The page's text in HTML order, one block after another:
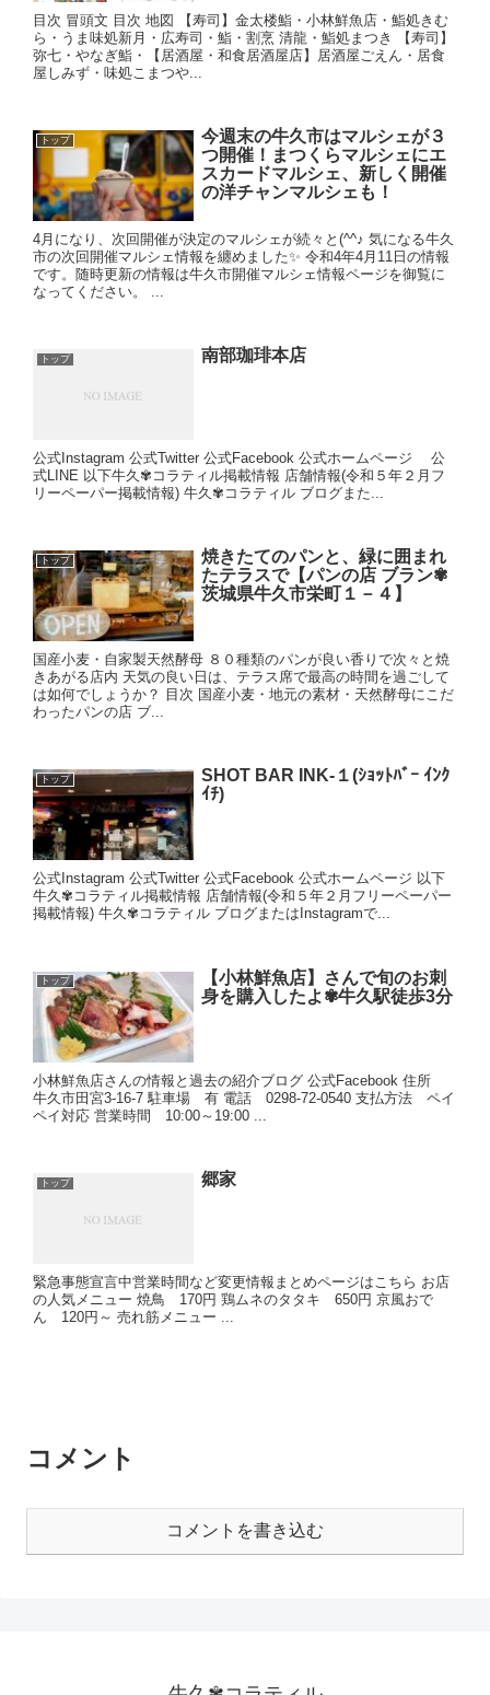
目次 冒頭文 目次 地図 【寿司】金太楼鮨・小林鮮魚店・鮨処きむ
ら・うま味処新月・広寿司・鮨・割烹 清龍・鮨処まつき 【寿司】
弥七・やなぎ鮨・【居酒屋・和食居酒屋店】居酒屋ごえん・居食
屋しみず・味処こまつや...
トップ
今週末の牛久市はマルシェが３
つ開催！まつくらマルシェにエ
スカードマルシェ、新しく開催
の洋チャンマルシェも！
4月になり、次回開催が決定のマルシェが続々と(^^♪ 気になる牛久
市の次回開催マルシェ情報を纏めました✨ 令和4年4月11日の情報
です。随時更新の情報は牛久市開催マルシェ情報ページを御覧に
なってください。 ...
トップ 南部珈琲本店
公式Instagram 公式Twitter 公式Facebook 公式ホームページ 公
式LINE 以下牛久✾コラティル掲載情報 店舗情報(令和５年２月フ
リーペーパー掲載情報) 牛久✾コラティル ブログまた...
トップ
焼きたてのパンと、緑に囲まれ
たテラスで【パンの店 ブラン✾
茨城県牛久市栄町１－４】
国産小麦・自家製天然酵母 ８０種類のパンが良い香りで次々と焼
きあがる店内 天気の良い日は、テラス席で最高の時間を過ごして
は如何でしょうか？ 目次 国産小麦・地元の素材・天然酵母にこだ
わったパンの店 ブ...
トップ
SHOT BAR INK-１(ｼｮｯﾄﾊﾞｰ ｲﾝｸ
ｲﾁ)
公式Instagram 公式Twitter 公式Facebook 公式ホームページ 以下
牛久✾コラティル掲載情報 店舗情報(令和５年２月フリーペーパー
掲載情報) 牛久✾コラティル ブログまたはInstagramで...
トップ
【小林鮮魚店】さんで旬のお刺
身を購入したよ✾牛久駅徒歩3分
小林鮮魚店さんの情報と過去の紹介ブログ 公式Facebook 住所
牛久市田宮3-16-7 駐車場 有 電話 0298-72-0540 支払方法 ペイ
ペイ対応 営業時間 10:00～19:00 ...
トップ 郷家
緊急事態宣言中営業時間など変更情報まとめページはこちら お店
の人気メニュー 焼鳥 170円 鶏ムネのタタキ 650円 京風おで
ん 120円～ 売れ筋メニュー ...
コメント
コメントを書き込む